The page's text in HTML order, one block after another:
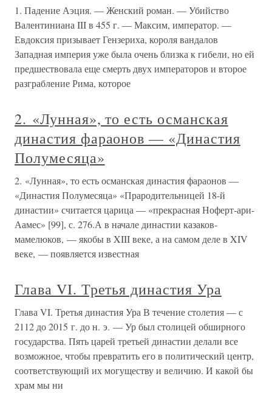
1. Падение Аэция. — Женский роман. — Убийство
Валентиниана III в 455 г. — Максим, император. —
Евдоксия призывает Гензериха, короля вандалов
Западная империя уже была очень близка к гибели, но ей
предшествовала еще смерть двух императоров и второе
разграбление Рима, которое
2. «Лунная», то есть османская
династия фараонов — «Династия
Полумесяца»
2. «Лунная», то есть османская династия фараонов —
«Династия Полумесяца» «Прародительницей 18-й
династии» считается царица — «прекрасная Ноферт-ари-
Аамес» [99], с. 276.А в начале династии казаков-
мамелюков, — якобы в XIII веке, а на самом деле в XIV
веке, — появляется известная
Глава VI. Третья династия Ура
Глава VI. Третья династия Ура В течение столетия — с
2112 до 2015 г. до н. э. — Ур был столицей обширного
государства. Пять царей третьей династии делали все
возможное, чтобы превратить его в политический центр,
соответствующий их могуществу и величию. И какой бы
храм мы ни